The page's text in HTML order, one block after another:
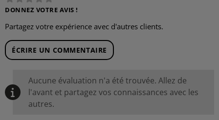
DONNEZ VOTRE AVIS !
Partagez votre expérience avec d'autres clients.
ÉCRIRE UN COMMENTAIRE
Aucune évaluation n'a été trouvée. Allez de
l'avant et partagez vos connaissances avec les
autres.